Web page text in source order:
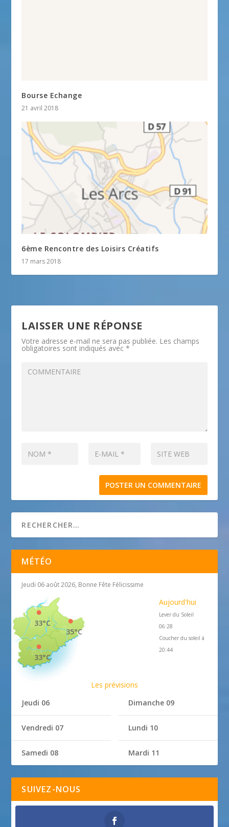
Bourse Echange
21 avril 2018
6ème Rencontre des Loisirs Créatifs
17 mars 2018
LAISSER UNE RÉPONSE
Votre adresse e-mail ne sera pas publiée. Les champs
obligatoires sont indiqués avec*
MÉTÉO
Jeudi 06 août 2026, Bonne Fête Félicissime
35°C
33°C
33°C
Aujourd'hui
Lever du Soleil
06:28
Coucher du soleil à
20:44
Les prévisions
Jeudi 06
Vendredi 07
Samedi 08
Dimanche 09
Lundi 10
Mardi 11
SUIVEZ-NOUS